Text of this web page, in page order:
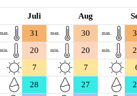
Juli
max. 31
min.
20
7
28
Aug
max. 30
min.
20
7
27
max.
min.